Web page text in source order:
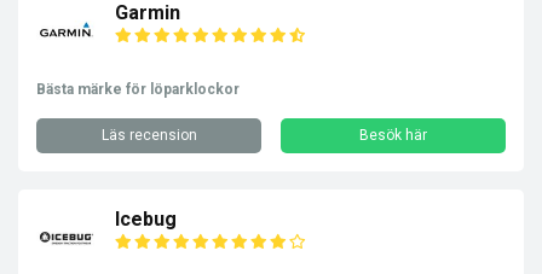
Garmin
Bästa märke för löparklockor
Läs recension Besök här
Icebug